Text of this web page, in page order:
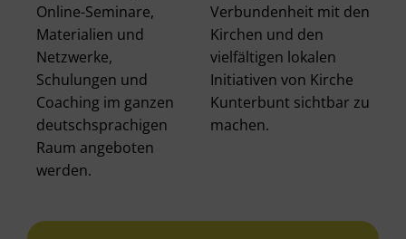
Online-Seminare,
Materialien und
Netzwerke,
Schulungen und
Coaching im ganzen
deutschsprachigen
Raum angeboten
werden.
Verbundenheit mit den
Kirchen und den
vielfältigen lokalen
Initiativen von Kirche
Kunterbunt sichtbar zu
machen.